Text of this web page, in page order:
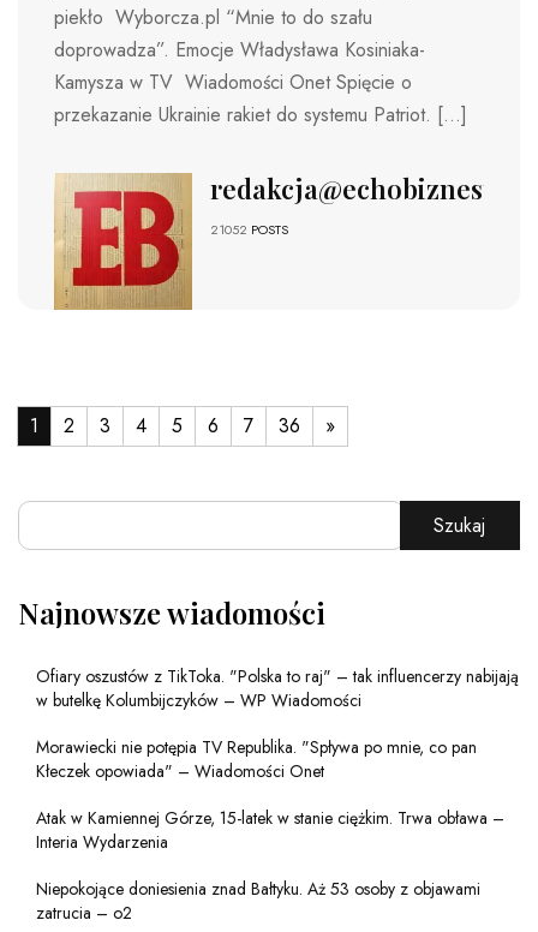
piekło Wyborcza.pl “Mnie to do szału
doprowadza”. Emocje Władysława Kosiniaka-
Kamysza w TV Wiadomości Onet Spięcie o
przekazanie Ukrainie rakiet do systemu Patriot. […]
redakcja@echobiznesu.pl
21052 POSTS
1 2 3 4 5 6 7 36 »
Szukaj
Najnowsze wiadomości
Ofiary oszustów z TikToka. "Polska to raj" – tak influencerzy nabijają
w butelkę Kolumbijczyków – WP Wiadomości
Morawiecki nie potępia TV Republika. "Spływa po mnie, co pan
Kłeczek opowiada" – Wiadomości Onet
Atak w Kamiennej Górze, 15-latek w stanie ciężkim. Trwa obława –
Interia Wydarzenia
Niepokojące doniesienia znad Bałtyku. Aż 53 osoby z objawami
zatrucia – o2